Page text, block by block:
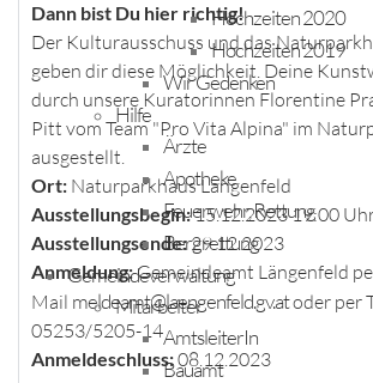
Hochzeiten 2020
Hochzeiten 2019
Wir Gedenken
Hilfe
Ärzte
Apotheke
Feuerwehr, Rettung
Bergrettung
Gemeindeverwaltung
Mitarbeiter
AmtsleiterIn
Bauamt
Dann bist Du hier richtig!
Der Kulturausschuss und das
geben dir diese Möglichkeit. Deine
durch unsere Kuratorinnen Florentine
Pitt vom Team "Pro Vita Alpina" im
ausgestellt.
Ort: Naturparkhaus Längenfeld
Ausstellungsbegin:15.12.2023 19:00
Ausstellungsende:29.12.2023
Anmeldung:Gemeindeamt Längenfeld
Mail meldeamt@laengenfeld.gv.atoder per
05253/5205-14
Anmeldeschluss:08.12.2023